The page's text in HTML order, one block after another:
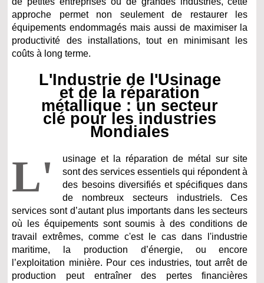
approche permet non seulement de restaurer les
équipements endommagés mais aussi de maximiser la
productivité des installations, tout en minimisant les
coûts à long terme.
L'Industrie de l'Usinage
et de la réparation
métallique : un secteur
clé pour les industries
Mondiales
L'
usinage et la réparation de métal sur site
sont des services essentiels qui répondent à
des besoins diversifiés et spécifiques dans
de nombreux secteurs industriels. Ces
services sont d’autant plus importants dans les secteurs
où les équipements sont soumis à des conditions de
travail extrêmes, comme c'est le cas dans l'industrie
maritime, la production d’énergie, ou encore
l’exploitation minière. Pour ces industries, tout arrêt de
production peut entraîner des pertes financières